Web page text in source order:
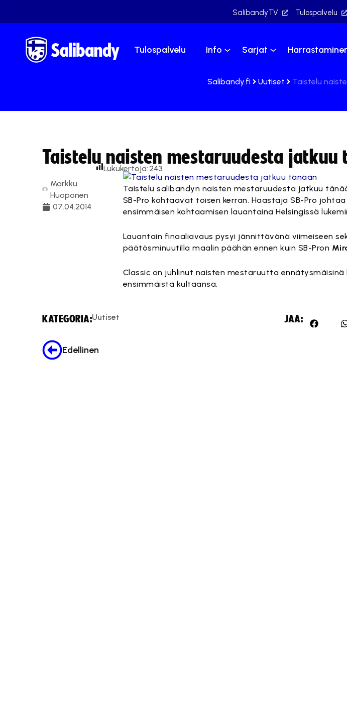
SalibandyTV Tulospalvelu
Tulospalvelu Info Sarjat
Salibandy.fi Uutiset Taistelu
Taistelu naisten mestaruudesta jatkuu
Markku
Huoponen
07.04.2014
Lukukertoja:243
Taistelu salibandyn naisten mestaruudesta jatkuu
SB-Pro kohtaavat toisen kerran. Haastaja SB-Pro
ensimmäisen kohtaamisen lauantaina Helsingissä
Lauantain finaaliavaus pysyi jännittävänä viimeiseen
päätösminuutilla maalin päähän ennen kuin SB-Pron
Classic on juhlinut naisten mestaruutta
ensimmäistä kultaansa.
KATEGORIA:Uutiset JAA:
Edellinen